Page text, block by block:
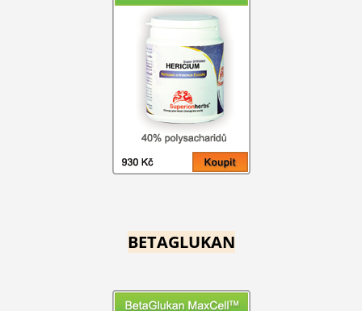
BETAGLUKAN